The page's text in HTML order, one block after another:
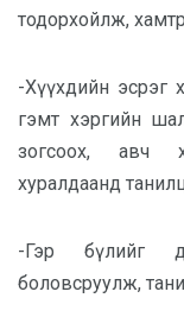
тодорхойлж,
-Хүүхдийн эсрэг
гэмт хэргийн
зогсоох, авч
хуралдаанд
-Гэр бүлийг
боловсруулж,